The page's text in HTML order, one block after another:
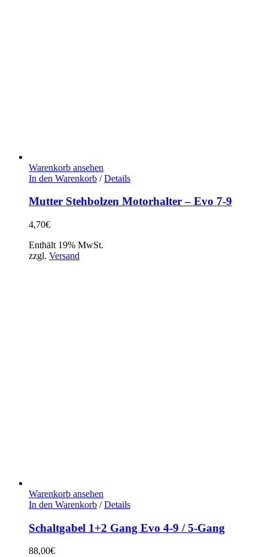
Warenkorb ansehen
In den Warenkorb / Details
Mutter Stehbolzen Motorhalter – Evo 7-9
4,70€
Enthält 19% MwSt.
zzgl. Versand
Warenkorb ansehen
In den Warenkorb / Details
Schaltgabel 1+2 Gang Evo 4-9 / 5-Gang
88,00€